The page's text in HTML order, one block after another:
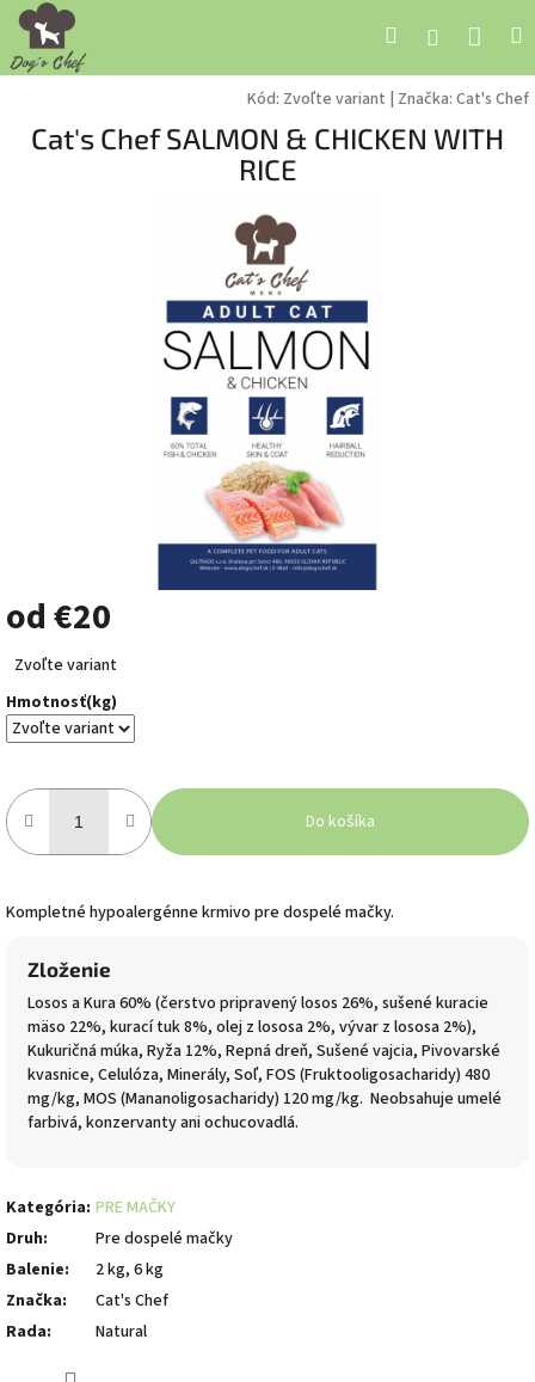
Prejsť
obsah
Hľadať Prihlásenie
Kód: Zvoľte variant Značka: Cat's Chef
Cat's Chef SALMON & CHICKEN WITH
RICE
od€20
Jednotková
cena:
Zvoľte variant
Hmotnosť(kg)
Do košíka
Kompletné hypoalergénne krmivo pre dospelé mačky.
Zloženie
Losos a Kura 60% (čerstvo pripravený losos 26%, sušené kuracie
mäso 22%, kurací tuk 8%, olej z lososa 2%, vývar z lososa 2%),
Kukuričná múka, Ryža 12%, Repná dreň, Sušené vajcia, Pivovarské
kvasnice, Celulóza, Minerály, Soľ, FOS (Fruktooligosacharidy) 480
mg/kg, MOS (Mananoligosacharidy) 120 mg/kg. Neobsahuje umelé
farbivá, konzervanty ani ochucovadlá.
Kategória: PRE MAČKY
Druh:
Pre dospelé mačky
Balenie:
2 kg, 6 kg
Značka:
Cat's Chef
Rada: Natural